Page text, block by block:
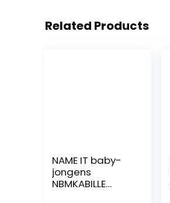
Related Products
NAME IT baby-
jongens
NBMKABILLE